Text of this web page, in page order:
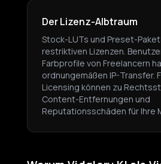
Der Lizenz-Albtraum
Stock-LUTs und Preset-
restriktiven Lizenzen.
Farbprofile von Freelancern
ordnungemäßen IP-Transfer.
Licensing können zu
Content-Entfernungen und
Reputationsschäden für Ihre